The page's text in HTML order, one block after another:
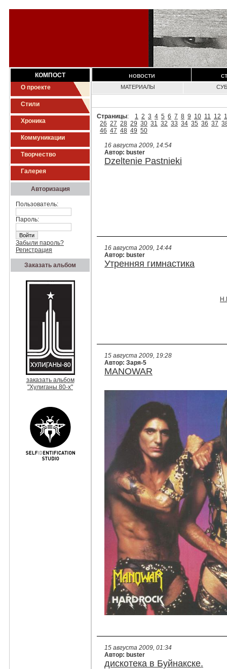
КОМПОСТ
О проекте
Стили
Хроника
Коммуникации
Творчество
Галерея
Авторизация
Пользователь:
Пароль:
Забыли пароль?
Регистрация
Заказать альбом
заказать альбом
"Хулиганы 80-х"
новости
МАТЕРИАЛЫ
Страницы: 1 2 3 4 5 6 7 8 9 10 11 12
26 27 28 29 30 31 32 33 34 35 36 37
46 47 48 49 50
16 августа 2009, 14:54
Автор: buster
Dzeltenie Pastnieki
16 августа 2009, 14:44
Автор: buster
Утренняя гимнастика
15 августа 2009, 19:28
Автор: Заря-5
MANOWAR
15 августа 2009, 01:34
Автор: buster
дискотека в Буйнакске.